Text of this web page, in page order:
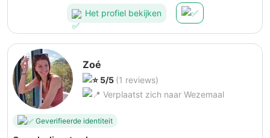
Het profiel bekijken
Zoé
5/5 (1 reviews)
Verplaatst zich naar Wezemaal
Geverifieerde identiteit